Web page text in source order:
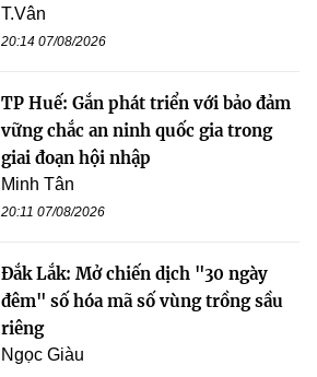
T.Vân
20:14 07/08/2026
TP Huế: Gắn phát triển với bảo đảm
vững chắc an ninh quốc gia trong
giai đoạn hội nhập
Minh Tân
20:11 07/08/2026
Đắk Lắk: Mở chiến dịch "30 ngày
đêm" số hóa mã số vùng trồng sầu
riêng
Ngọc Giàu